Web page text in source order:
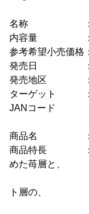
ハイカカオ
名称 ：チ
内容量 ：
参考希望小売価格
発売日 ：2020
発売地区 ：全
ターゲット ：
JANコード ：
商品名 ：カレ
商品特長 ：ス
めた苺層と、
香り高い厳
ト層の、
2層が織り